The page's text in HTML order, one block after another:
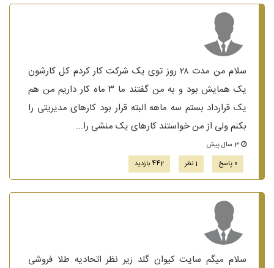
سلام من مدت ۲۸ روز توی یک شرکت کار کردم کل کارشون
یک همایش بود و به من گفتند ما ۳ ماه کار داریم من هم
یک قرارداد بستم سه ماهه البته قرار بود کارهای مدیریتی را
بکنم ولی از من خواستند کارهای یک منشی را...
0 پاسخ
1 نظر 442 بازدید
سلام میگم سایت کیوان گلد زیر نظر اتحادیه طلا فروشی